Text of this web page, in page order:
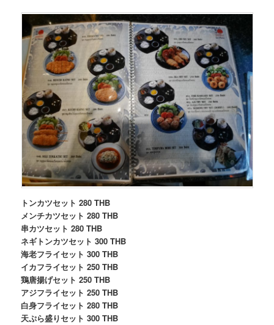
トンカツセット 280 THB
メンチカツセット 280 THB
串カツセット 280 THB
ネギトンカツセット 300 THB
海老フライセット 300 THB
イカフライセット 250 THB
鶏唐揚げセット 250 THB
アジフライセット 250 THB
白身フライセット 280 THB
天ぷら盛りセット 300 THB